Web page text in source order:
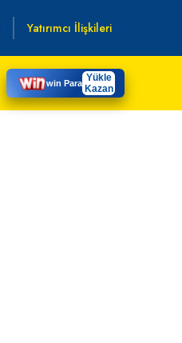
Yatırımcı İlişkileri
win Para Yükle
Kazan